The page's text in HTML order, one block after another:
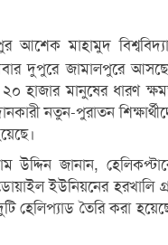
আশেক মাহামুদ
দুপুরে জামালপুরে
হাজার মানুষের ধারণ
নতুন-পুরাতন
জানান,
ইউনিয়নের হরখালি
হেলিপ্যাড তৈরি করা